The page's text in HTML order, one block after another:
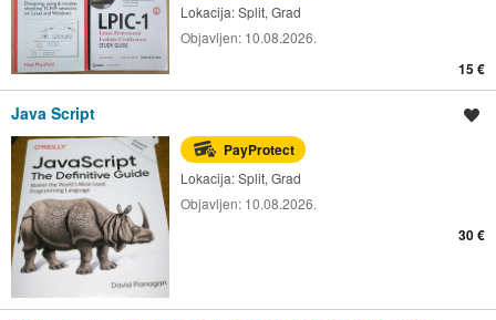
Lokacija:Split, Grad
Objavljen: 10.08.2026.
15 €
Java Script
PayProtect
Lokacija:Split, Grad
Objavljen: 10.08.2026.
30 €